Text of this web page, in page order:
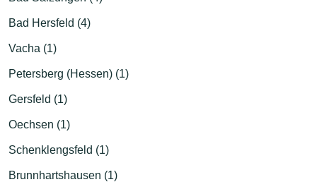
Bad Hersfeld (4)
Vacha (1)
Petersberg (Hessen) (1)
Gersfeld (1)
Oechsen (1)
Schenklengsfeld (1)
Brunnhartshausen (1)